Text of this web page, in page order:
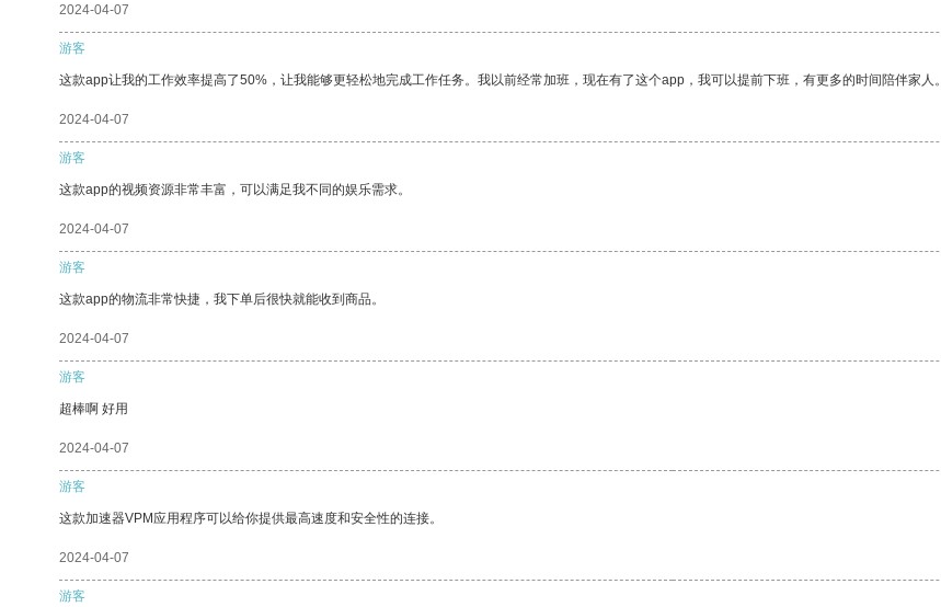
2024-04-07
游客
这款app让我的工作效率提高了50%，让我能够更轻松地完成工作任务。我以前经常加班，现在有了这个app，我可以提前下班，有更多的时间陪伴家人。
2024-04-07
游客
这款app的视频资源非常丰富，可以满足我不同的娱乐需求。
2024-04-07
游客
这款app的物流非常快捷，我下单后很快就能收到商品。
2024-04-07
游客
超棒啊 好用
2024-04-07
游客
这款加速器VPM应用程序可以给你提供最高速度和安全性的连接。
2024-04-07
游客